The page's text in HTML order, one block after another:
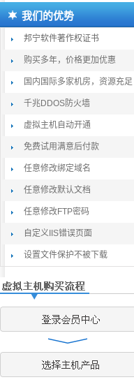
我们的优势
邦宁软件著作权证书
购买多年，价格更加优惠
国内国际多家机房，资源充足
千兆DDOS防火墙
虚拟主机自动开通
免费试用满意后付款
任意修改绑定域名
任意修改默认文档
任意修改FTP密码
自定义IIS错误页面
设置文件保护不被下载